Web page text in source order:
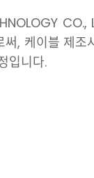
, 케이블 제
입니다.